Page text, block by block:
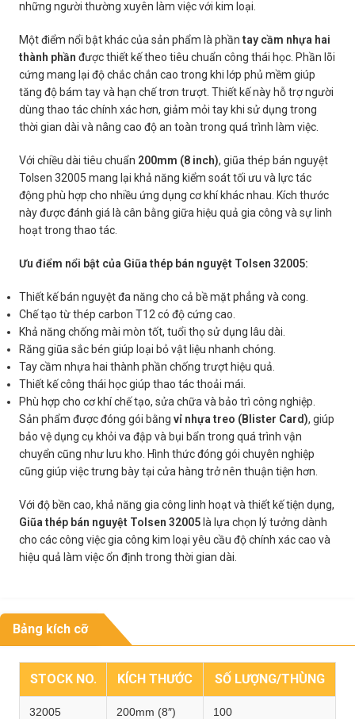
những người thường xuyên làm việc với kim loại.
Một điểm nổi bật khác của sản phẩm là phầntay cầm nhựa hai
thành phần được thiết kế theo tiêu chuẩn công thái học. Phần lõi
cứng mang lại độ chắc chắn cao trong khi lớp phủ mềm giúp
tăng độ bám tay và hạn chế trơn trượt. Thiết kế này hỗ trợ người
dùng thao tác chính xác hơn, giảm mỏi tay khi sử dụng trong
thời gian dài và nâng cao độ an toàn trong quá trình làm việc.
Với chiều dài tiêu chuẩn 200mm (8 inch), giũa thép bán nguyệt
Tolsen 32005 mang lại khả năng kiểm soát tối ưu và lực tác
động phù hợp cho nhiều ứng dụng cơ khí khác nhau. Kích thước
này được đánh giá là cân bằng giữa hiệu quả gia công và sự linh
hoạt trong thao tác.
Ưu điểm nổi bật của Giũa thép bán nguyệt Tolsen 32005:
Thiết kế bán nguyệt đa năng cho cả bề mặt phẳng và cong.
Chế tạo từ thép carbon T12 có độ cứng cao.
Khả năng chống mài mòn tốt, tuổi thọ sử dụng lâu dài.
Răng giũa sắc bén giúp loại bỏ vật liệu nhanh chóng.
Tay cầm nhựa hai thành phần chống trượt hiệu quả.
Thiết kế công thái học giúp thao tác thoải mái.
Phù hợp cho cơ khí chế tạo, sửa chữa và bảo trì công nghiệp.
Sản phẩm được đóng gói bằng vỉ nhựa treo (Blister Card), giúp
bảo vệ dụng cụ khỏi va đập và bụi bẩn trong quá trình vận
chuyển cũng như lưu kho. Hình thức đóng gói chuyên nghiệp
cũng giúp việc trưng bày tại cửa hàng trở nên thuận tiện hơn.
Với độ bền cao, khả năng gia công linh hoạt và thiết kế tiện dụng,
Giũa thép bán nguyệt Tolsen 32005 là lựa chọn lý tưởng dành
cho các công việc gia công kim loại yêu cầu độ chính xác cao và
hiệu quả làm việc ổn định trong thời gian dài.
Bảng kích cỡ
STOCK NO. KÍCH THƯỚC SỐ LƯỢNG/THÙNG
32005 200mm (8″) 100